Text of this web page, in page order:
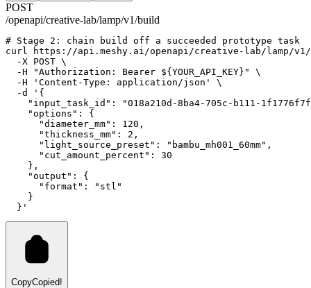
POST
/openapi/creative-lab/lamp/v1/build
# Stage 2: chain build off a succeeded prototype task
curl
https://api.meshy.ai/openapi/creative-lab/lamp/
-X POST \
-H
"Authorization: Bearer ${YOUR_API_KEY}"
\
-H
'Content-Type: application/json'
\
-d
'{
"input_task_id": "018a210d-8ba4-705c-b111-
    "options": {
      "diameter_mm": 120,
      "thickness_mm": 2,
      "light_source_preset": "bambu_mh001_60mm",
      "cut_amount_percent": 30
    },
    "output": {
      "format": "stl"
    }
  }'
CopyCopied!